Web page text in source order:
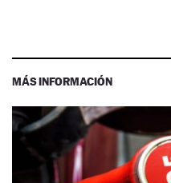
MÁS INFORMACIÓN